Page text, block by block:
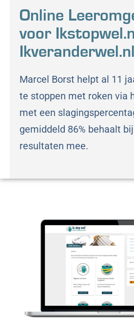
Online
voor
Ikveranderwel.nl
Marcel Borst helpt al 11
te stoppen met roken via
met een
gemiddeld 86% behaalt
resultaten mee.